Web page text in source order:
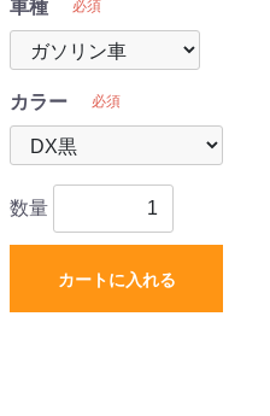
車種 必須
カラー 必須
数量
カートに入れる